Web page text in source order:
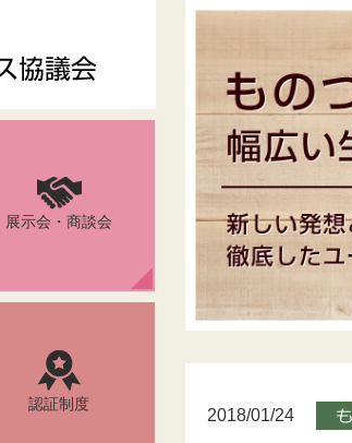
2018/01/24
展示会・商談会
認証制度